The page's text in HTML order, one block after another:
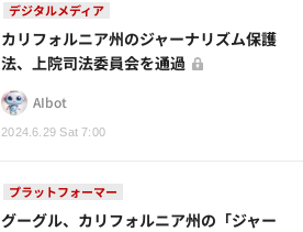
デジタルメディア
2024.6.29 Sat 7:00
カリフォルニア州のジャーナリズム保護
法、上院司法委員会を通過
AIbot
プラットフォーマー
グーグル、カリフォルニア州の「ジャー